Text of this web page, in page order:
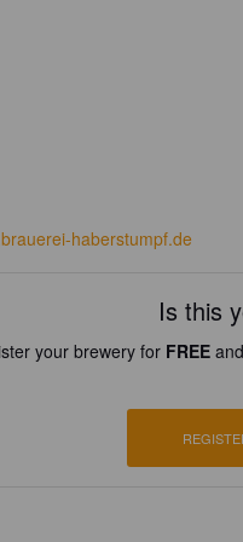
haberstumpf.de
Is this
your brewery for FREE